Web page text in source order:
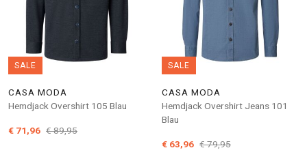
SALE
CASA MODA
Hemdjack Overshirt 105 Blau
€ 89,95
€ 71,96
SALE
CASA MODA
Hemdjack Overshirt Jeans 101
Blau
€ 79,95
€ 63,96